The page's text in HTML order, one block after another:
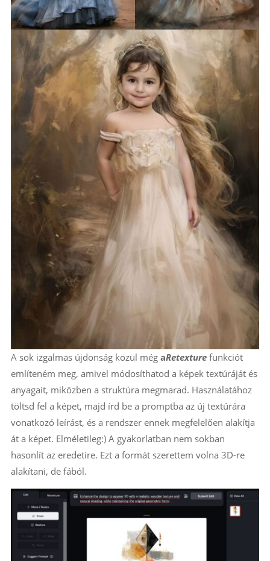
A sok izgalmas újdonság közül még aRetexture funkciót
említeném meg, amivel módosíthatod a képek textúráját és
anyagait, miközben a struktúra megmarad. Használatához
töltsd fel a képet, majd írd be a promptba az új textúrára
vonatkozó leírást, és a rendszer ennek megfelelően alakítja
át a képet. Elméletileg:) A gyakorlatban nem sokban
hasonlít az eredetire. Ezt a formát szerettem volna 3D-re
alakítani, de fából.